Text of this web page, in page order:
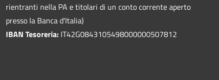
rientranti nella PA e titolari di un conto corrente aperto
presso la Banca d'Italia)
IBAN Tesoreria: IT42G0843105498000000507812